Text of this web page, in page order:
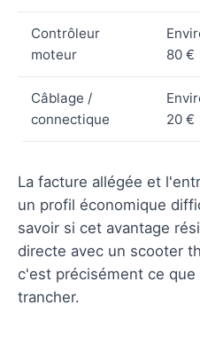
Contrôleur
moteur
80 €
Câblage /
connectique
20 €
La facture allégée et
un profil économique
savoir si cet avantage
directe avec un scooter
c'est précisément ce
trancher.